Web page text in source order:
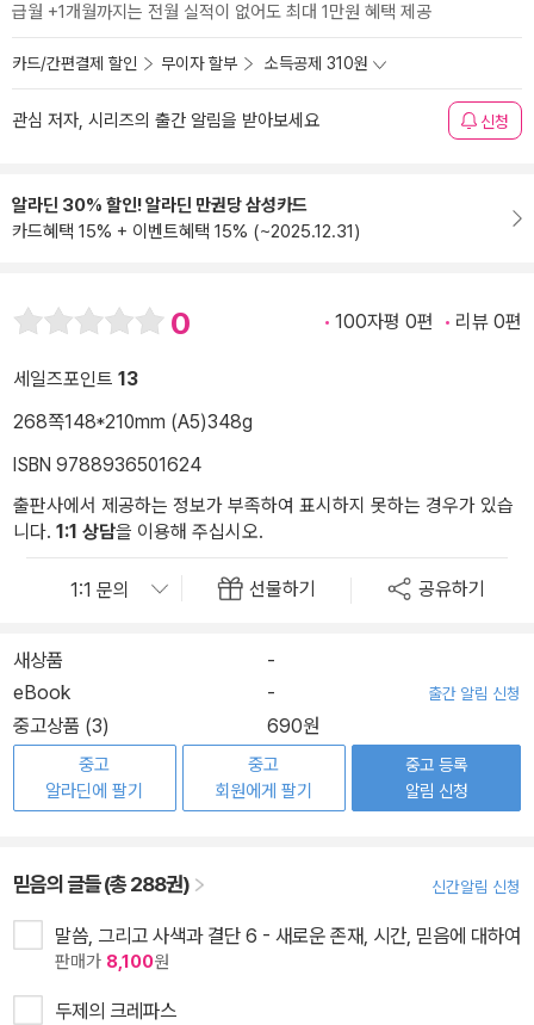
급월 +1개월까지는 전월 실적이 없어도 최대 1만원 혜택 제공
카드/간편결제 할인 무이자 할부 소득공제 310원
관심 저자, 시리즈의 출간 알림을 받아보세요 신청
알라딘 30% 할인! 알라딘 만권당 삼성카드
카드혜택 15% + 이벤트혜택 15% (~2025.12.31)
0 100자평 0편 리뷰 0편
세일즈포인트 13
268쪽148*210mm (A5)348g
ISBN 9788936501624
출판사에서 제공하는 정보가 부족하여 표시하지 못하는 경우가 있습
니다. 1:1 상담을 이용해 주십시오.
선물하기 공유하기
새상품
-
eBook
- 출간 알림 신청
중고상품 (3) 690원
중고
알라딘에 팔기
중고
회원에게 팔기
중고 등록
알림 신청
믿음의 글들 (총 288권) 신간알림 신청
말씀, 그리고 사색과 결단 6 - 새로운 존재, 시간, 믿음에 대하여
판매가 8,100원
두제의 크레파스